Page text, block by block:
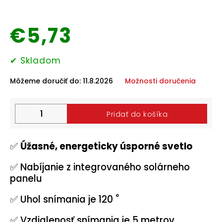
Chovateľské
Šport
Halloween
Prihlásenie
€5,73
cena:
✔ Skladom
Môžeme doručiť do: 11.8.2026 Možnosti doručenia
Pridať do košíka
✅ Úžasné, energeticky úsporné svetlo
✅ Nabíjanie z integrovaného solárneho
panelu
✅ Uhol snímania je 120 °